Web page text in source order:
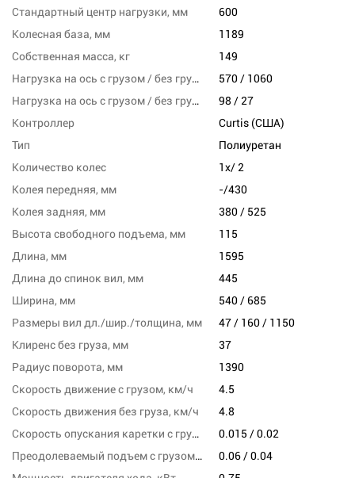
Стандартный центр нагрузки, мм
600
Колесная база, мм
1189
Собственная масса, кг
149
Нагрузка на ось с грузом / без груза, переднюю, кг
570 / 1060
Нагрузка на ось с грузом / без груза, заднюю, кг
98 / 27
Контроллер
Curtis (США)
Тип
Полиуретан
Количество колес
1x/ 2
Колея передняя, мм
-/430
Колея задняя, мм
380 / 525
Высота свободного подъема, мм
115
Длина, мм
1595
Длина до спинок вил, мм
445
Ширина, мм
540 / 685
Размеры вил дл./шир./толщина, мм
47 / 160 / 1150
Клиренс без груза, мм
37
Радиус поворота, мм
1390
Скорость движение с грузом, км/ч
4.5
Скорость движения без груза, км/ч
4.8
Скорость опускания каретки с грузом/без груза,м/сек
0.015 / 0.02
Преодолеваемый подъем с грузом/без груза,%
0.06 / 0.04